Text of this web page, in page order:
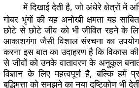
में दिखाई देती है, जो अंधेरे क्षेत्रों में
गोबर भृंगों की यह अनोखी क्षमता यह
छोटे से छोटे जीव को भी जीवित रहने के
आकाशगंगा जैसी विशाल संरचना का
करना इस बात का उदाहरण है कि विकास की
से जीवों को उनके वातावरण के अनुकूल
विज्ञान के लिए महत्वपूर्ण है, बल्कि हमें
बुद्धिमत्ता को समझने का नया दृष्टिकोण भी